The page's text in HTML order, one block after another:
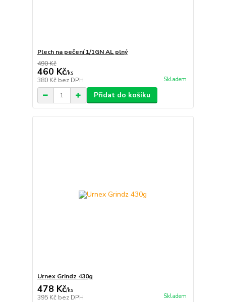
Plech na pečení 1/1GN AL plný
490 Kč
460 Kč/ks
380 Kč bez DPH Skladem
Přidat do košíku
Urnex Grindz 430g
478 Kč/ks
395 Kč bez DPH Skladem